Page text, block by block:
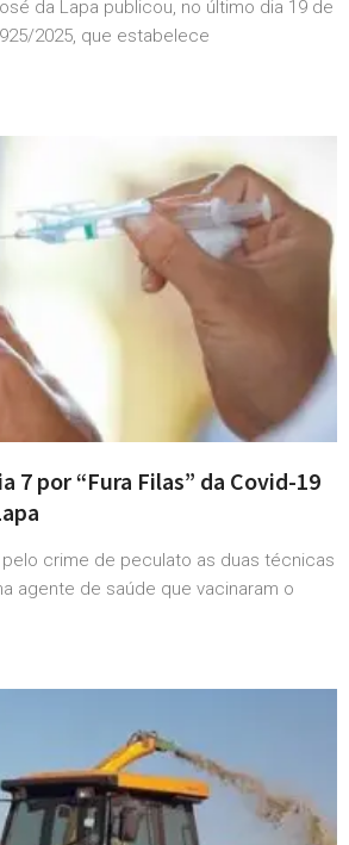
da Lapa publicou, no último dia 19 de
2025, que estabelece
7 por “Fura Filas” da Covid-19
pelo crime de peculato as duas técnicas
agente de saúde que vacinaram o